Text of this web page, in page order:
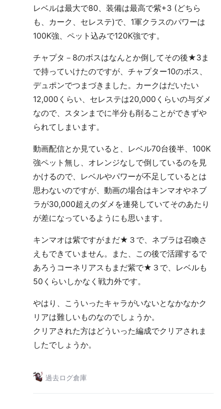
レベルは最大で80、装備は最高で紫+3 (どちら
も、カーク、セレステ)で、1軍クラスのパワーは
100K強、ペット込みで120K強です。
チャプタ－8のボスはなんとか倒してその後★3ま
で持っていけたのですが、チャプター10のボス、
デュポンでつまづきました。カークはだいたい
12,000くらい、セレステは20,000くらいの与ダメ
なので、スタンまでに半分も削ることができずや
られてしまいます。
動画配信とか見ていると、レベル70台後半、100K
強ペット無し、オレンジなしで倒しているのを見
かけるので、レベルやパワーが不足しているとは
思わないのですが、動画の場合はキンマオやネブ
ラが30,000超えのダメを連発していてそのあたり
が差になっているようにも思います。
キンマオは紫ですがまだ★３で、ネブラは召喚さ
えもできていません。また、この後で活躍するで
あろうコーネリアスもまだ紫で★３で、レベルも
50くらいしかなく戦力外です。
やはり、こういったキャラがいないとなかなかク
リアは難しいものなのでしょうか。
クリアされた方はどういった編成でクリアされま
したでしょうか。
過去ログ倉庫